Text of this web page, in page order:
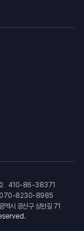
410-86-38371
070-8230-8985
역시 광산구 상완길 71